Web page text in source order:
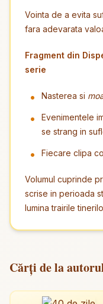
Vointa de a evita
fara adevarata
Fragment din
serie
Nasterea si
Evenimentele
se strang in
Fiecare clipa
Volumul cuprinde
scrise in perioada
lumina trairile
Cărți de la